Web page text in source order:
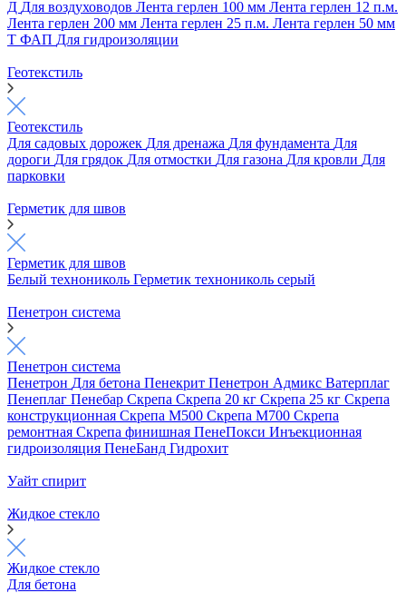
Д Для воздуховодов Лента герлен 100 мм Лента герлен 12 п.м.
Лента герлен 200 мм Лента герлен 25 п.м. Лента герлен 50 мм
Т ФАП Для гидроизоляции
Геотекстиль
Геотекстиль
Для садовых дорожек Для дренажа Для фундамента Для
дороги Для грядок Для отмостки Для газона Для кровли Для
парковки
Герметик для швов
Герметик для швов
Белый технониколь Герметик технониколь серый
Пенетрон система
Пенетрон система
Пенетрон Для бетона Пенекрит Пенетрон Адмикс Ватерплаг
Пенеплаг Пенебар Скрепа Скрепа 20 кг Скрепа 25 кг Скрепа
конструкционная Скрепа М500 Скрепа М700 Скрепа
ремонтная Скрепа финишная ПенеПокси Инъекционная
гидроизоляция ПенеБанд Гидрохит
Уайт спирит
Жидкое стекло
Жидкое стекло
Для бетона